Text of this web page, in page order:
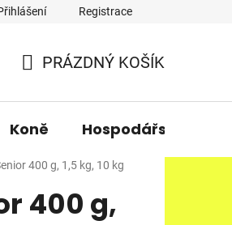
Registrace
KOŠÍK
PRÁZDNÝ KOŠÍK
Koně Hospodářská
400 g, 1,5 kg, 10 kg
400 g,